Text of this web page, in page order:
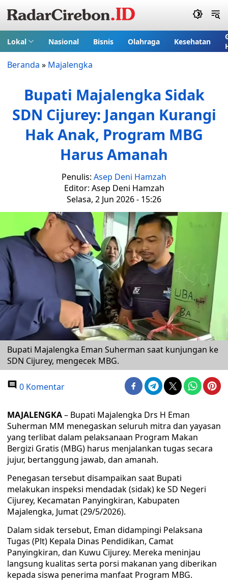
Lokal Nasional Bisnis Olahraga Kesehatan
Beranda » Majalengka
Bupati Majalengka Sidak
SDN Cijurey: Jangan Kurangi
Hak Anak, Program MBG
Harus Amanah
Penulis: Asep Deni Hamzah
Editor: Asep Deni Hamzah
Selasa, 2 Jun 2026 - 15:26
Bupati Majalengka Eman Suherman saat kunjungan ke
SDN Cijurey, mengecek MBG.
0 Komentar
MAJALENGKA– Bupati Majalengka Drs H Eman
Suherman MM menegaskan seluruh mitra dan yayasan
yang terlibat dalam pelaksanaan Program Makan
Bergizi Gratis (MBG) harus menjalankan tugas secara
jujur, bertanggung jawab, dan amanah.
Penegasan tersebut disampaikan saat Bupati
melakukan inspeksi mendadak (sidak) ke SD Negeri
Cijurey, Kecamatan Panyingkiran, Kabupaten
Majalengka, Jumat (29/5/2026).
Dalam sidak tersebut, Eman didampingi Pelaksana
Tugas (Plt) Kepala Dinas Pendidikan, Camat
Panyingkiran, dan Kuwu Cijurey. Mereka meninjau
langsung kualitas serta porsi makanan yang diberikan
kepada siswa penerima manfaat Program MBG.